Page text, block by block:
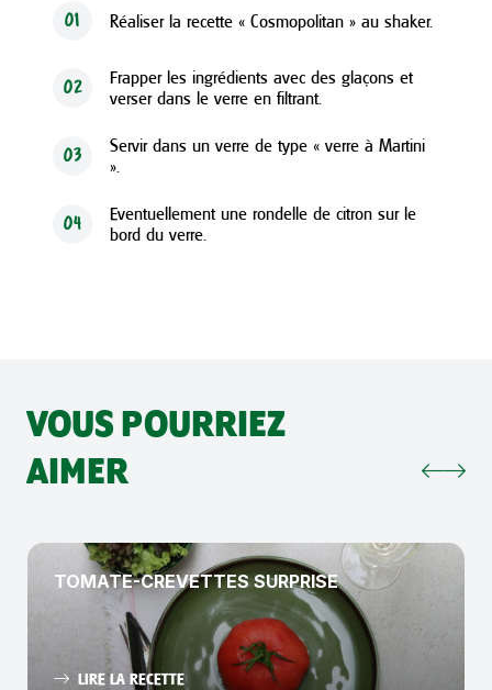
01 Réaliser la recette « Cosmopolitan » au shaker.
02
Frapper les ingrédients avec des glaçons et
verser dans le verre en filtrant.
03
Servir dans un verre de type « verre à Martini
».
04
Eventuellement une rondelle de citron sur le
bord du verre.
VOUS POURRIEZ
AIMER
TOMATE-CREVETTES SURPRISE
LIRE LA RECETTE